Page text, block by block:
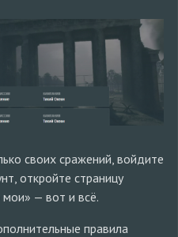
своих сражений, войдите
откройте страницу
мои» — вот и всё.
правила